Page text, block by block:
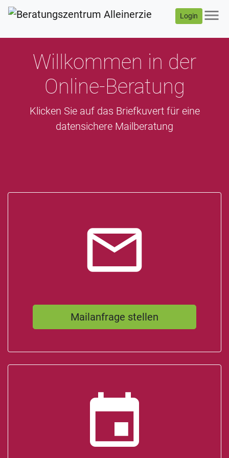
Login menu
Willkommen in der
Online-Beratung
Klicken Sie auf das Briefkuvert für eine
datensichere Mailberatung
mail_outline
Mailanfrage stellen
event